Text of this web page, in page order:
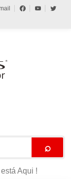
⌕
Aqui !